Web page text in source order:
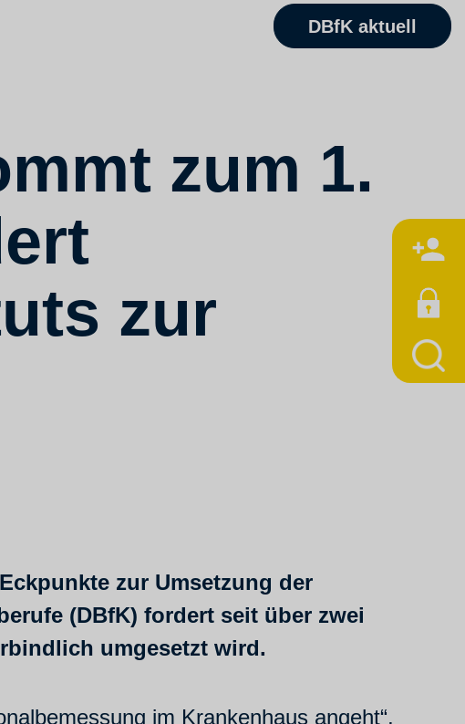
DBfK aktuell
zum 1.
zur
zur Umsetzung der
(DBfK) fordert seit über zwei
umgesetzt wird.
im Krankenhaus angeht“,